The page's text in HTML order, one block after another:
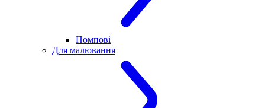
Помпові
Для малювання